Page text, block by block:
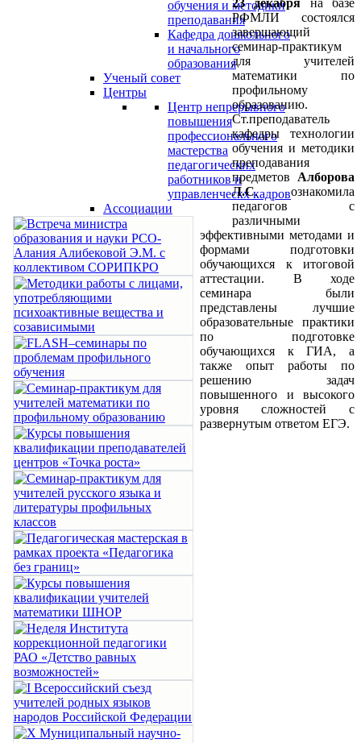
обучения и методики
преподавания
Кафедра дошкольного
и начального
образования
Ученый совет
Центры
Центр непрерывного
повышения
профессионального
мастерства
педагогических
работников и
управленческх кадров
Ассоциации
23 декабря на базе
РФМЛИ состоялся
завершающий
семинар-практикум
для учителей
математики по
профильному
образованию.
Ст.преподаватель
кафедры технологии
обучения и методики
преподавания
предметов Алборова
Л.С. ознакомила
педагогов с
различными
эффективными методами и
формами подготовки
обучающихся к итоговой
аттестации. В ходе
семинара были
представлены лучшие
образовательные практики
по подготовке
обучающихся к ГИА, а
также опыт работы по
решению задач
повышенного и высокого
уровня сложностей с
развернутым ответом ЕГЭ.